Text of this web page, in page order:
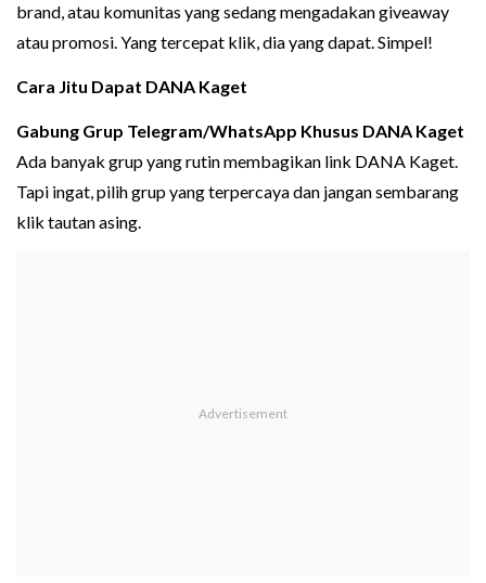
brand, atau komunitas yang sedang mengadakan giveaway
atau promosi. Yang tercepat klik, dia yang dapat. Simpel!
Cara Jitu Dapat DANA Kaget
Gabung Grup Telegram/WhatsApp Khusus DANA Kaget
Ada banyak grup yang rutin membagikan link DANA Kaget.
Tapi ingat, pilih grup yang terpercaya dan jangan sembarang
klik tautan asing.